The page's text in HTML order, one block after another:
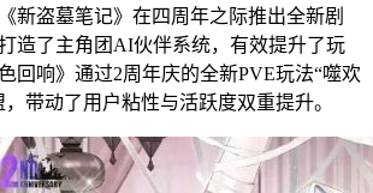
新盗墓笔记》在四周年之际推出全新剧
造了主角团AI伙伴系统，有效提升了玩
回响》通过2周年庆的全新PVE玩法“噬欢
带动了用户粘性与活跃度双重提升。